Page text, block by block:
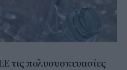
τις πολυσυσκευασίες